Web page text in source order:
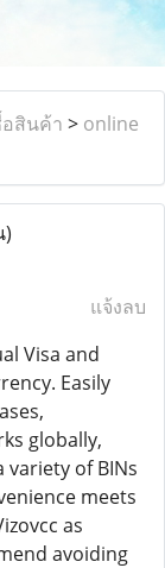
อสินค้า > online
)
แจ้งลบ
Visa and
Easily
globally,
of BINs
meets
as
avoiding